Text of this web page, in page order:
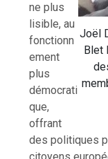
Joël
Blet
ne plus
lisible, au
fonctionn
ement
plus
démocrati
que,
offrant
des politiques